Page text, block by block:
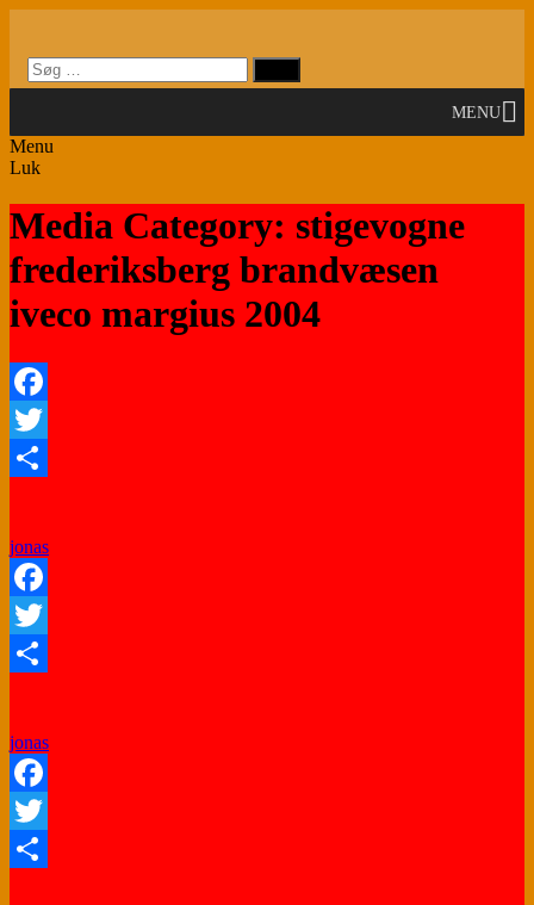
indhold
MENU
Menu
Luk
Media Category: stigevogne
frederiksberg brandvæsen
iveco margius 2004
Facebook
Twitter
jonas
Facebook
Twitter
jonas
Facebook
Twitter